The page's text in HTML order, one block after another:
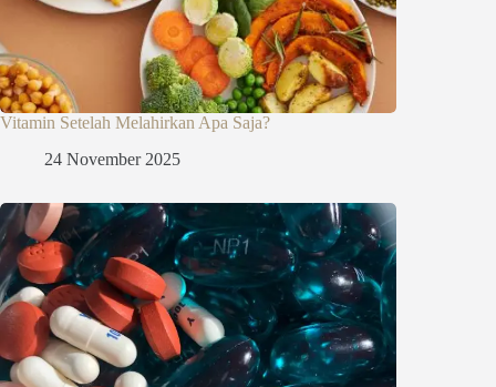
Vitamin Setelah Melahirkan Apa Saja?
24 November 2025